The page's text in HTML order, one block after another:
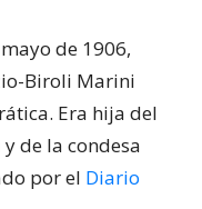
de 1906,
Biroli Marini
Era hija del
de la condesa
por el Diario